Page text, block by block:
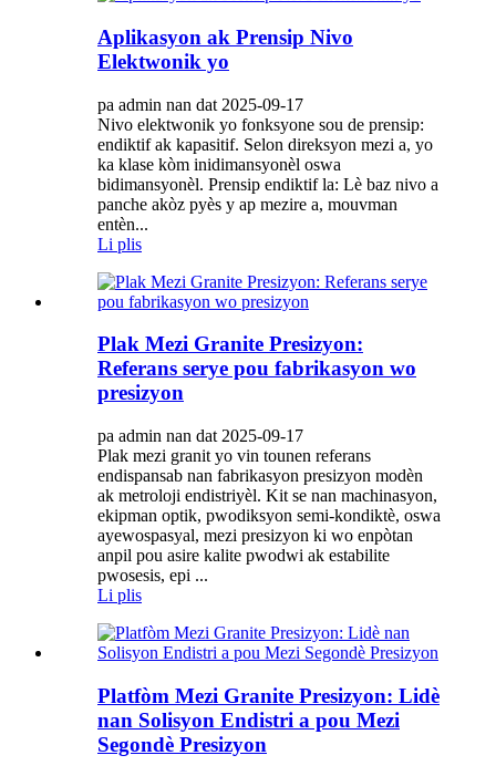
Aplikasyon ak Prensip Nivo
Elektwonik yo
pa admin nan dat 2025-09-17
Nivo elektwonik yo fonksyone sou de prensip:
endiktif ak kapasitif. Selon direksyon mezi a, yo
ka klase kòm inidimansyonèl oswa
bidimansyonèl. Prensip endiktif la: Lè baz nivo a
panche akòz pyès y ap mezire a, mouvman
entèn...
Li plis
Plak Mezi Granite Presizyon:
Referans serye pou fabrikasyon wo
presizyon
pa admin nan dat 2025-09-17
Plak mezi granit yo vin tounen referans
endispansab nan fabrikasyon presizyon modèn
ak metroloji endistriyèl. Kit se nan machinasyon,
ekipman optik, pwodiksyon semi-kondiktè, oswa
ayewospasyal, mezi presizyon ki wo enpòtan
anpil pou asire kalite pwodwi ak estabilite
pwosesis, epi ...
Li plis
Platfòm Mezi Granite Presizyon: Lidè
nan Solisyon Endistri a pou Mezi
Segondè Presizyon